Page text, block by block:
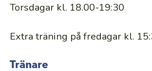
Torsdagar kl. 18.00-19:30
Extra träning på fredagar kl.
Tränare